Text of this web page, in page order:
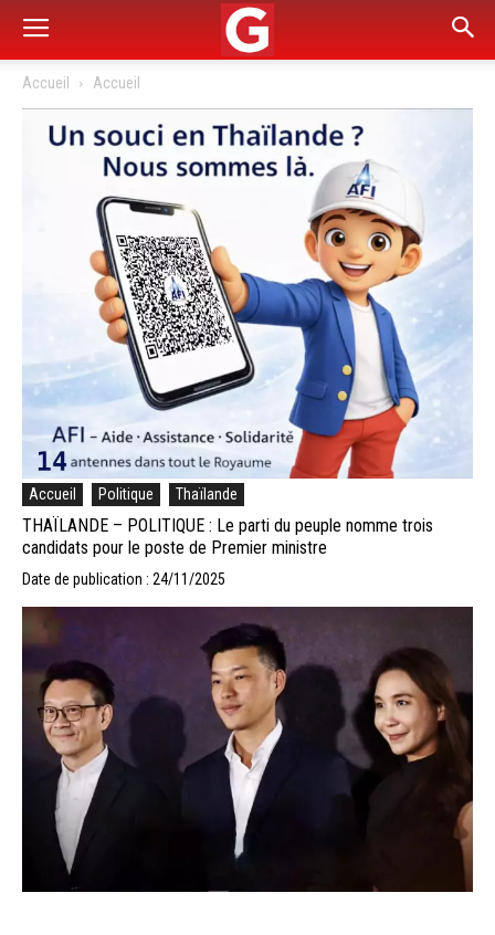
Accueil Accueil
Accueil Politique Thaïlande
THAÏLANDE – POLITIQUE : Le parti du peuple nomme trois
candidats pour le poste de Premier ministre
Date de publication : 24/11/2025